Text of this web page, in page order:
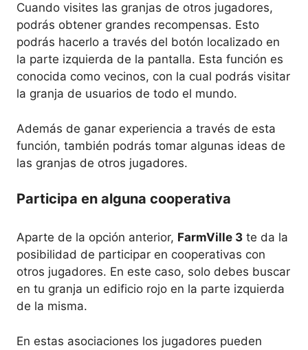
Cuando visites las granjas de otros jugadores,
podrás obtener grandes recompensas. Esto
podrás hacerlo a través del botón localizado en
la parte izquierda de la pantalla. Esta función es
conocida como vecinos, con la cual podrás visitar
la granja de usuarios de todo el mundo.
Además de ganar experiencia a través de esta
función, también podrás tomar algunas ideas de
las granjas de otros jugadores.
Participa en alguna cooperativa
Aparte de la opción anterior, FarmVille 3 te da la
posibilidad de participar en cooperativas con
otros jugadores. En este caso, solo debes buscar
en tu granja un edificio rojo en la parte izquierda
de la misma.
En estas asociaciones los jugadores pueden